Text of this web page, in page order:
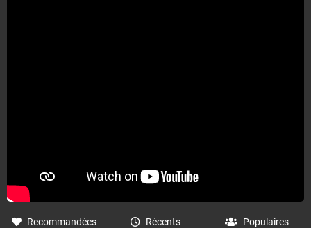
Recommandées Récents Populaires